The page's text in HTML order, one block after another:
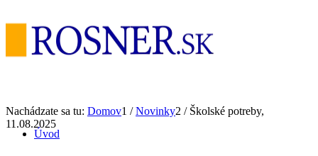
Úvod
Nachádzate sa tu: Domov1 / Novinky2 / Školské potreby,
11.08.2025